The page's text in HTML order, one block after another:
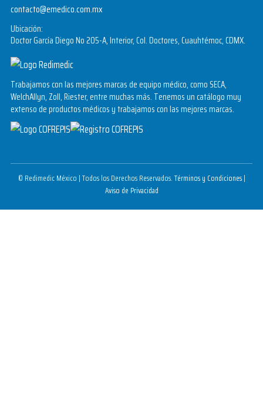
contacto@emedico.com.mx
Ubicación:
Doctor García Diego No 205-A, Interior, Col. Doctores, Cuauhtémoc, CDMX.
Trabajamos con las mejores marcas de equipo médico, como SECA,
WelchAllyn, Zoll, Riester, entre muchas más. Tenemos un catálogo muy
extenso de productos médicos y trabajamos con las mejores marcas.
© Redimedic México | Todos los Derechos Reservados.Términos y Condiciones|
Aviso de Privacidad